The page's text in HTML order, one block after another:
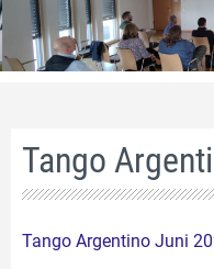
Tango
Tango Argentino Juni